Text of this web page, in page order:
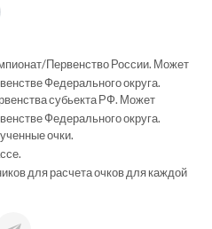
Первенство России. Может
Федерального округа.
субьекта РФ. Может
Федерального округа.
очки.
для расчета очков для каждой